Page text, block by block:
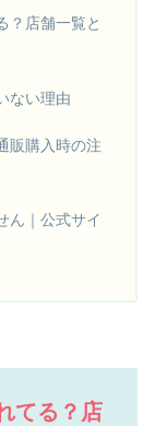
？店舗一覧と
ない理由
販購入時の注
ん｜公式サイ
てる？店